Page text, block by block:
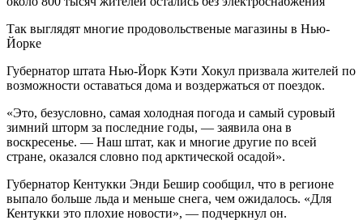
Так выглядят многие продовольственые магазины в Нью-
Йорке
Губернатор штата Нью-Йорк Кэти Хокул призвала жителей по
возможности оставаться дома и воздержаться от поездок.
«Это, безусловно, самая холодная погода и самый суровый
зимний шторм за последние годы, — заявила она в
воскресенье. — Наш штат, как и многие другие по всей
стране, оказался словно под арктической осадой».
Губернатор Кентукки Энди Бешир сообщил, что в регионе
выпало больше льда и меньше снега, чем ожидалось. «Для
Кентукки это плохие новости», — подчеркнул он.